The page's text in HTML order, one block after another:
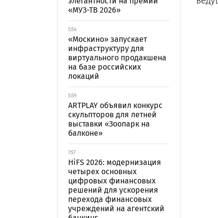
«МУЗ-ТВ 2026»
5:54
«Москино» запускает
инфраструктуру для
виртуального продакшена
на базе российских
локаций
5:59
ARTPLAY объявил конкурс
скульпторов для летней
выставки «Зоопарк на
балконе»
7:57
HiFS 2026: модернизация
четырех основных
цифровых финансовых
решений для ускорения
перехода финансовых
учреждений на агентский